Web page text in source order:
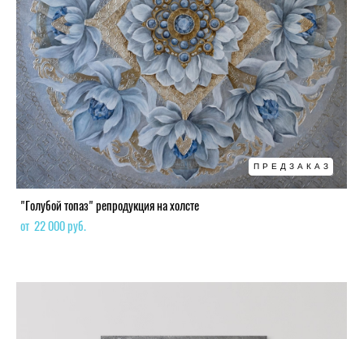
ПРЕДЗАКАЗ
"Голубой топаз" репродукция на холсте
от 22 000 pуб.